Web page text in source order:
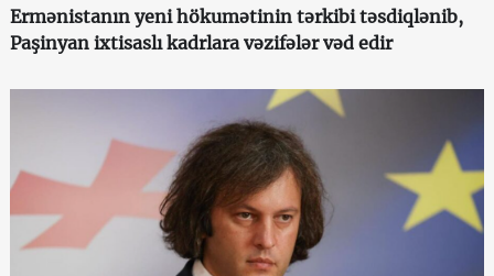
Ermənistanın yeni hökumətinin tərkibi təsdiqlənib,
Paşinyan ixtisaslı kadrlara vəzifələr vəd edir